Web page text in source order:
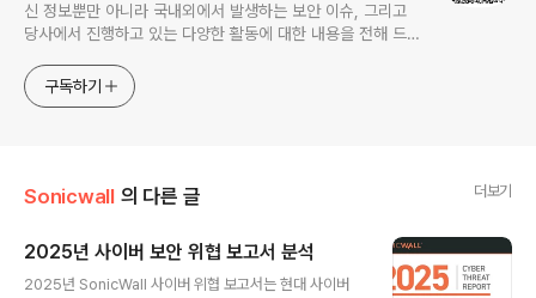
신 정보뿐만 아니라 국내외에서 발생하는 보안 이슈, 그리고
당사에서 진행하고 있는 다양한 활동에 대한 내용을 전해 드립
구독하기
Sonicwall 의 다른 글 더보기
2025년 사이버 보안 위협 보고서 분석
2025년 SonicWall 사이버 위협 보고서는 현대 사이버